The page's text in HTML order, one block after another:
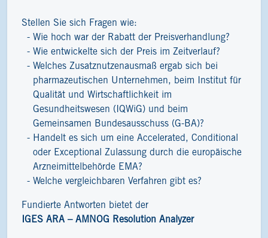
Stellen Sie sich Fragen wie:
Wie hoch war der Rabatt der Preisverhandlung?
Wie entwickelte sich der Preis im Zeitverlauf?
Welches Zusatznutzenausmaß ergab sich bei
pharmazeutischen Unternehmen, beim Institut für
Qualität und Wirtschaftlichkeit im
Gesundheitswesen (IQWiG) und beim
Gemeinsamen Bundesausschuss (G-BA)?
Handelt es sich um eine Accelerated, Conditional
oder Exceptional Zulassung durch die europäische
Arzneimittelbehörde EMA?
Welche vergleichbaren Verfahren gibt es?
Fundierte Antworten bietet der
IGES ARA – AMNOG Resolution Analyzer